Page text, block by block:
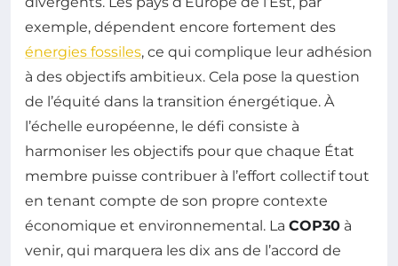
exemple, dépendent encore fortement des
énergies fossiles, ce qui complique leur adhésion
à des objectifs ambitieux. Cela pose la question
de l’équité dans la transition énergétique. À
l’échelle européenne, le défi consiste à
harmoniser les objectifs pour que chaque État
membre puisse contribuer à l’effort collectif tout
en tenant compte de son propre contexte
économique et environnemental. La COP30 à
venir, qui marquera les dix ans de l’accord de